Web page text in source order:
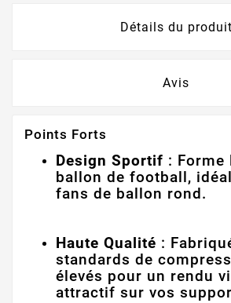
Détails du produit
Avis
Points Forts
Design Sportif : Forme
ballon de football,
fans de ballon rond.
Haute Qualité :
standards de
élevés pour un rendu
attractif sur vos